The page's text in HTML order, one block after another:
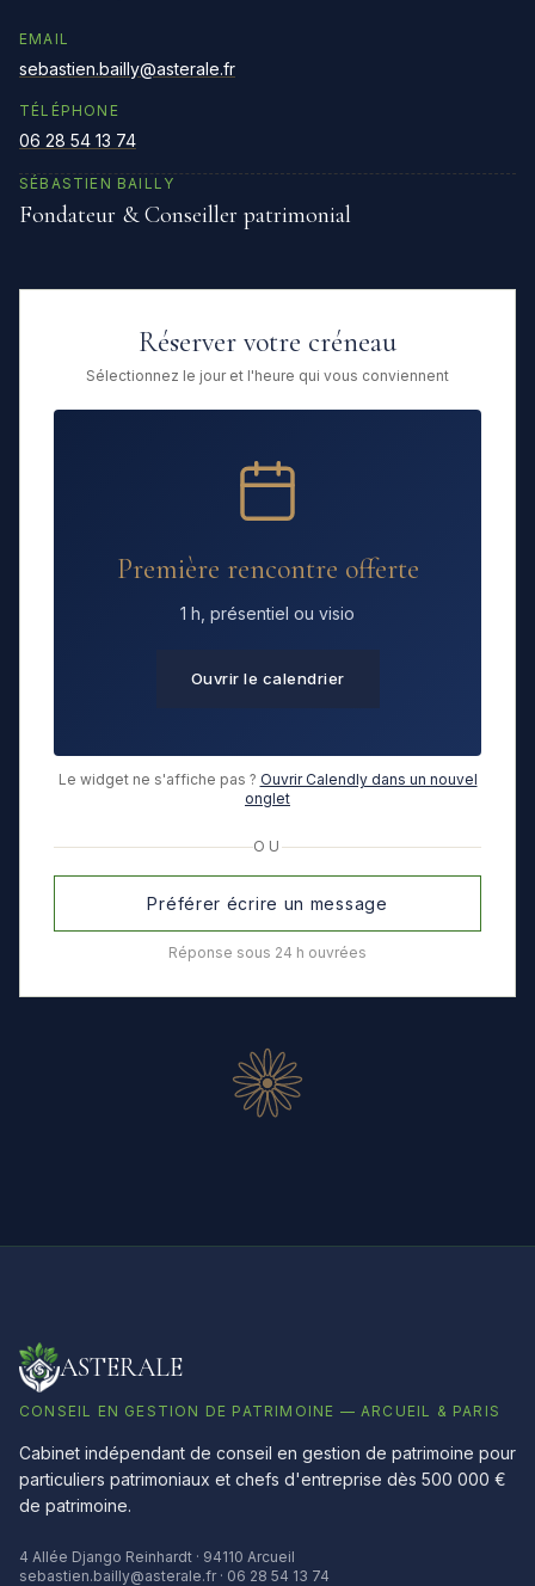
EMAIL
sebastien.bailly@asterale.fr
TÉLÉPHONE
06 28 54 13 74
SÉBASTIEN BAILLY
Fondateur & Conseiller patrimonial
Réserver votre créneau
Sélectionnez le jour et l'heure qui vous conviennent
Première rencontre offerte
1 h, présentiel ou visio
Ouvrir le calendrier
Le widget ne s'affiche pas ? Ouvrir Calendly dans un nouvel
onglet
OU
Préférer écrire un message
Réponse sous 24 h ouvrées
ASTERALE
CONSEIL EN GESTION DE PATRIMOINE — ARCUEIL & PARIS
Cabinet indépendant de conseil en gestion de patrimoine pour
particuliers patrimoniaux et chefs d'entreprise dès 500 000 €
de patrimoine.
4 Allée Django Reinhardt · 94110 Arcueil
sebastien.bailly@asterale.fr · 06 28 54 13 74